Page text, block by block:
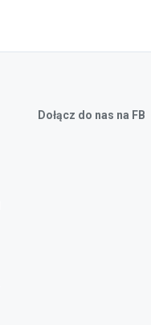
Dołącz do nas na FB